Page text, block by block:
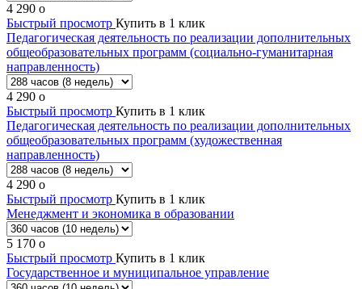
4 290 o
Быстрый просмотр Купить в 1 клик
Педагогическая деятельность по реализации дополнительных
общеобразовательных программ (социально-гуманитарная
направленность)
4 290 o
Быстрый просмотр Купить в 1 клик
Педагогическая деятельность по реализации дополнительных
общеобразовательных программ (художественная
направленность)
4 290 o
Быстрый просмотр Купить в 1 клик
Менеджмент и экономика в образовании
5 170 o
Быстрый просмотр Купить в 1 клик
Государственное и муниципальное управление